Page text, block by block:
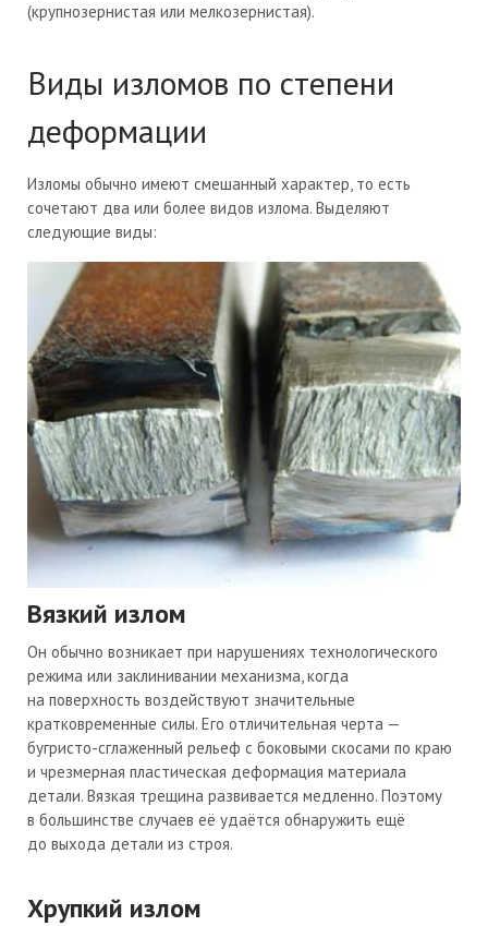
(крупнозернистая или мелкозернистая).
Виды изломов по степени
деформации
Изломы обычно имеют смешанный характер, то есть
сочетают два или более видов излома. Выделяют
следующие виды:
Вязкий излом
Он обычно возникает при нарушениях технологического
режима или заклинивании механизма, когда
на поверхность воздействуют значительные
кратковременные силы. Его отличительная черта —
бугристо-сглаженный рельеф с боковыми скосами по краю
и чрезмерная пластическая деформация материала
детали. Вязкая трещина развивается медленно. Поэтому
в большинстве случаев её удаётся обнаружить ещё
до выхода детали из строя.
Хрупкий излом